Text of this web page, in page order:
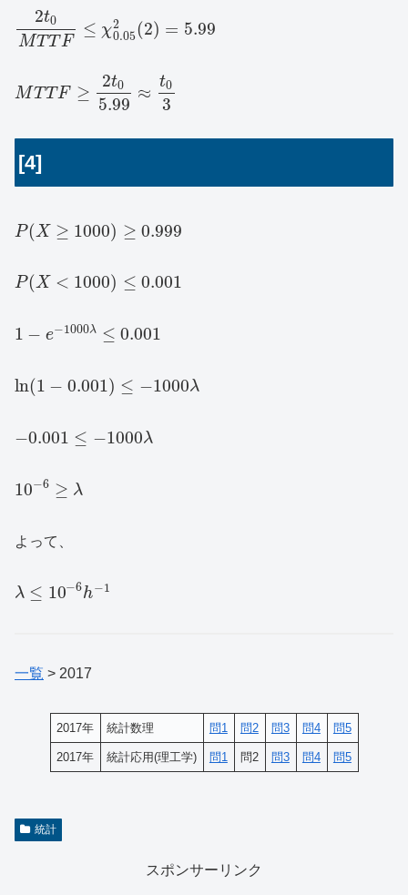
2t0
MT T F
≤ χ2
0.05(2) = 5.99
MT T F ≥
2t0
5.99
≈
t0
3
[4]
P(X ≥ 1000) ≥ 0.999
P(X < 1000) ≤ 0.001
1 − e−1000λ ≤ 0.001
ln(1 − 0.001) ≤ −1000λ
−0.001 ≤ −1000λ
10−6 ≥ λ
よって、
λ ≤ 10−6h−1
一覧 > 2017
2017年 統計数理 問1 問2 問3 問4 問5
2017年 統計応用(理工学) 問1 問2 問3 問4 問5
統計
スポンサーリンク